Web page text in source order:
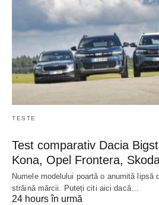
TESTE
Test comparativ Dacia
Kona, Opel Frontera,
Numele modelului poartă o anumită lipsă
străină mărcii. Puteți citi aici dacă…
24 hours în urmă